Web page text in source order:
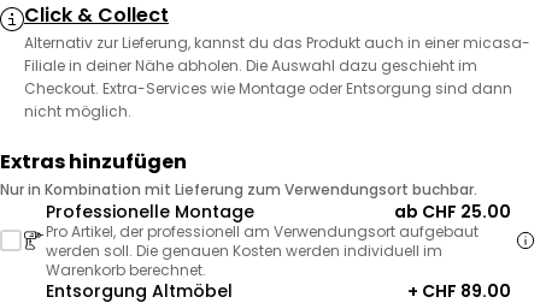
Click & Collect
Alternativ zur Lieferung, kannst du das Produkt auch in einer micasa-
Filiale in deiner Nähe abholen. Die Auswahl dazu geschieht im
Checkout. Extra-Services wie Montage oder Entsorgung sind dann
nicht möglich.
Extras hinzufügen
Nur in Kombination mit Lieferung zum Verwendungsort buchbar.
Professionelle Montage ab CHF 25.00
Pro Artikel, der professionell am Verwendungsort aufgebaut
werden soll. Die genauen Kosten werden individuell im
Warenkorb berechnet.
Entsorgung Altmöbel + CHF 89.00